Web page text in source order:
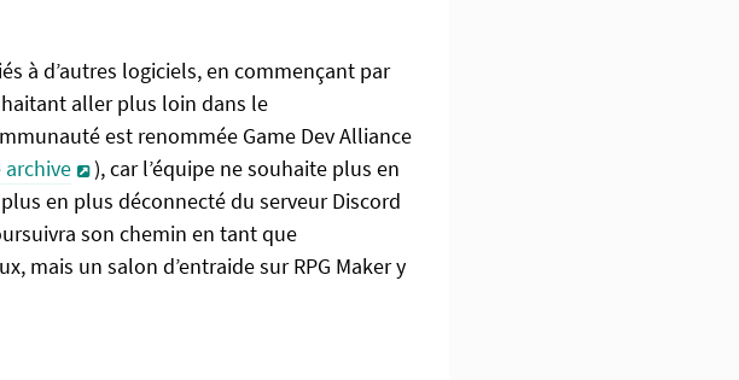
à d’autres logiciels, en commençant par
aller plus loin dans le
est renommée Game Dev Alliance
), car l’équipe ne souhaite plus en
en plus déconnecté du serveur Discord
son chemin en tant que
mais un salon d’entraide sur RPG Maker y